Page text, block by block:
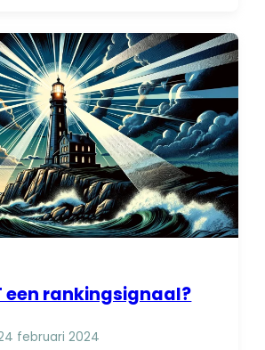
een rankingsignaal?
februari 2024